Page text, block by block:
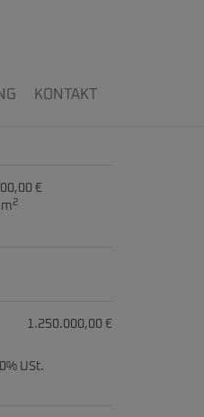
KONTAKT
€
m2
1.250.000,00 €
USt.